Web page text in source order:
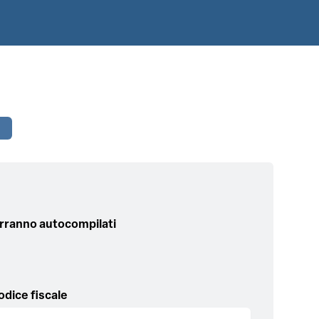
autocompilati
fiscale